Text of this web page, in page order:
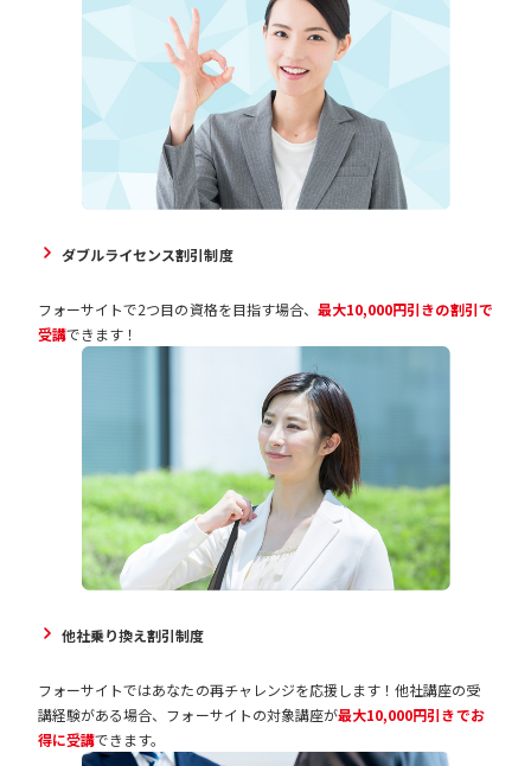
ダブルライセンス割引制度
フォーサイトで2つ目の資格を目指す場合、 最大10,000円引きの割引で
受講できます！
他社乗り換え割引制度
フォーサイトではあなたの再チャレンジを応援します！他社講座の受
講経験がある場合、フォーサイトの対象講座が最大10,000円引きでお
得に受講できます。